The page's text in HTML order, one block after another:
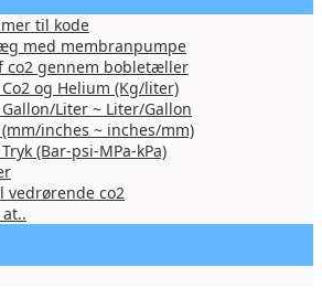
til kode
med membranpumpe
co2 gennem bobletæller
og Helium (Kg/liter)
Liter ~ Liter/Gallon
inches ~ inches/mm)
(Bar-psi-MPa-kPa)
vedrørende co2